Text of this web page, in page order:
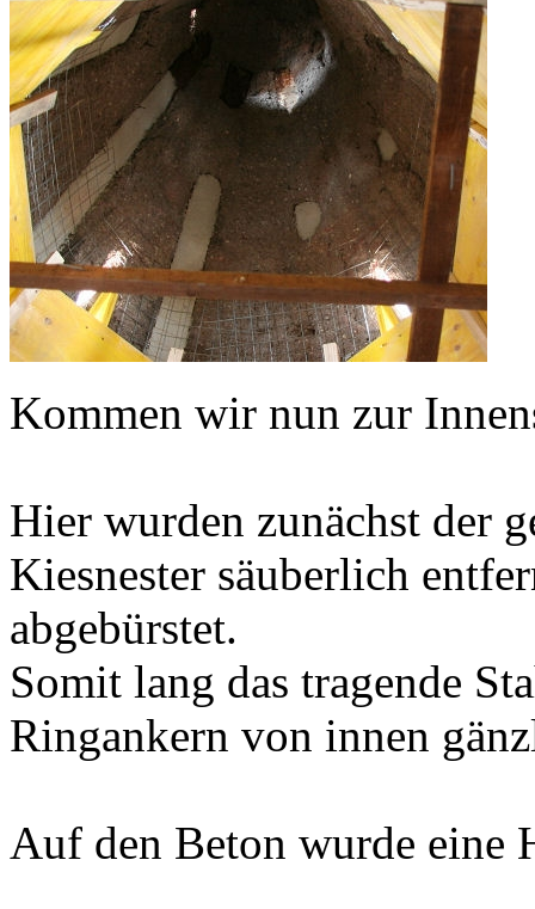
Kommen wir nun zur
Hier wurden zunächst der
Kiesnester säuberlich
abgebürstet.
Somit lang das tragende
Ringankern von innen
Auf den Beton wurde eine